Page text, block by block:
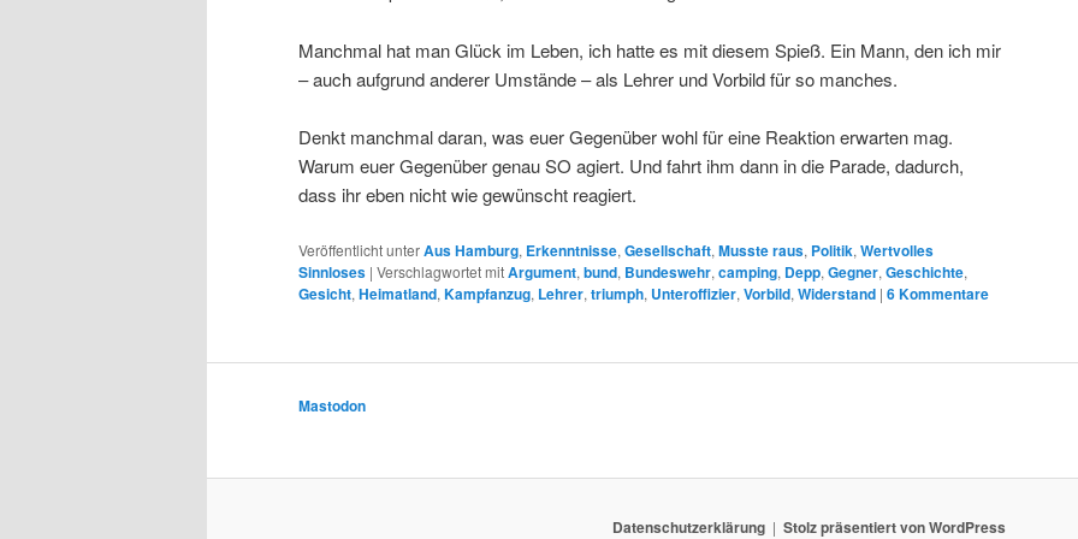
Manchmal hat man Glück im Leben, ich hatte es mit diesem Spieß. Ein Mann, den ich mir
– auch aufgrund anderer Umstände – als Lehrer und Vorbild für so manches.
Denkt manchmal daran, was euer Gegenüber wohl für eine Reaktion erwarten mag.
Warum euer Gegenüber genau SO agiert. Und fahrt ihm dann in die Parade, dadurch,
dass ihr eben nicht wie gewünscht reagiert.
Veröffentlicht unterAus Hamburg, Erkenntnisse, Gesellschaft, Musste raus, Politik, Wertvolles
Sinnloses | Verschlagwortet mitArgument, bund, Bundeswehr, camping, Depp, Gegner, Geschichte,
Gesicht, Heimatland, Kampfanzug, Lehrer, triumph, Unteroffizier, Vorbild, Widerstand | 6Kommentare
Mastodon
Datenschutzerklärung Stolz präsentiert von WordPress